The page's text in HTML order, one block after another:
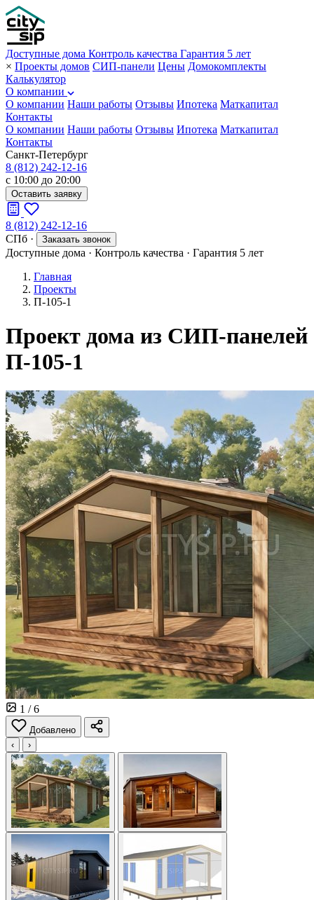
Доступные дома Контроль качества Гарантия 5 лет
× Проекты домов СИП-панели Цены Домокомплекты
Калькулятор
О компании
О компании Наши работы Отзывы Ипотека Маткапитал
Контакты
О компании Наши работы Отзывы Ипотека Маткапитал
Контакты
Санкт-Петербург
8 (812) 242-12-16
с 10:00 до 20:00
Оставить заявку
8 (812) 242-12-16
СПб · Заказать звонок
Доступные дома · Контроль качества · Гарантия 5 лет
Главная
Проекты
П-105-1
Проект дома из СИП-панелей
П-105-1
1 / 6
Добавлено
‹
›